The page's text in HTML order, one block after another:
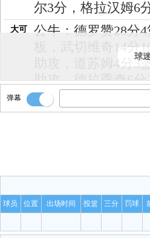
尔3分，格拉汉姆6
大可
公牛：德罗赞28分
板，武切维奇14分
助攻，道苏姆4分3
助攻，德拉季奇6
分4篮板，贾旺特-
分，达伦-特里1分
胜！！送给公牛3
大可 公牛发球出来，不
球
弹幕
球员 位置 出场时间 投篮 三分 罚球